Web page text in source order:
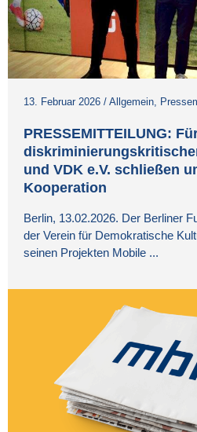
13. Februar 2026 / Allgemein,
PRESSEMITTEILUNG:
und VDK e.V. schließen
Kooperation
Berlin, 13.02.2026. Der Berliner
der Verein für Demokratische
seinen Projekten Mobile ...